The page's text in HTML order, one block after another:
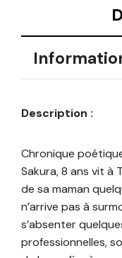
Description :
Chronique
Sakura, 8 ans vit à
de sa maman
n’arrive pas à
s’absenter
professionnelles,